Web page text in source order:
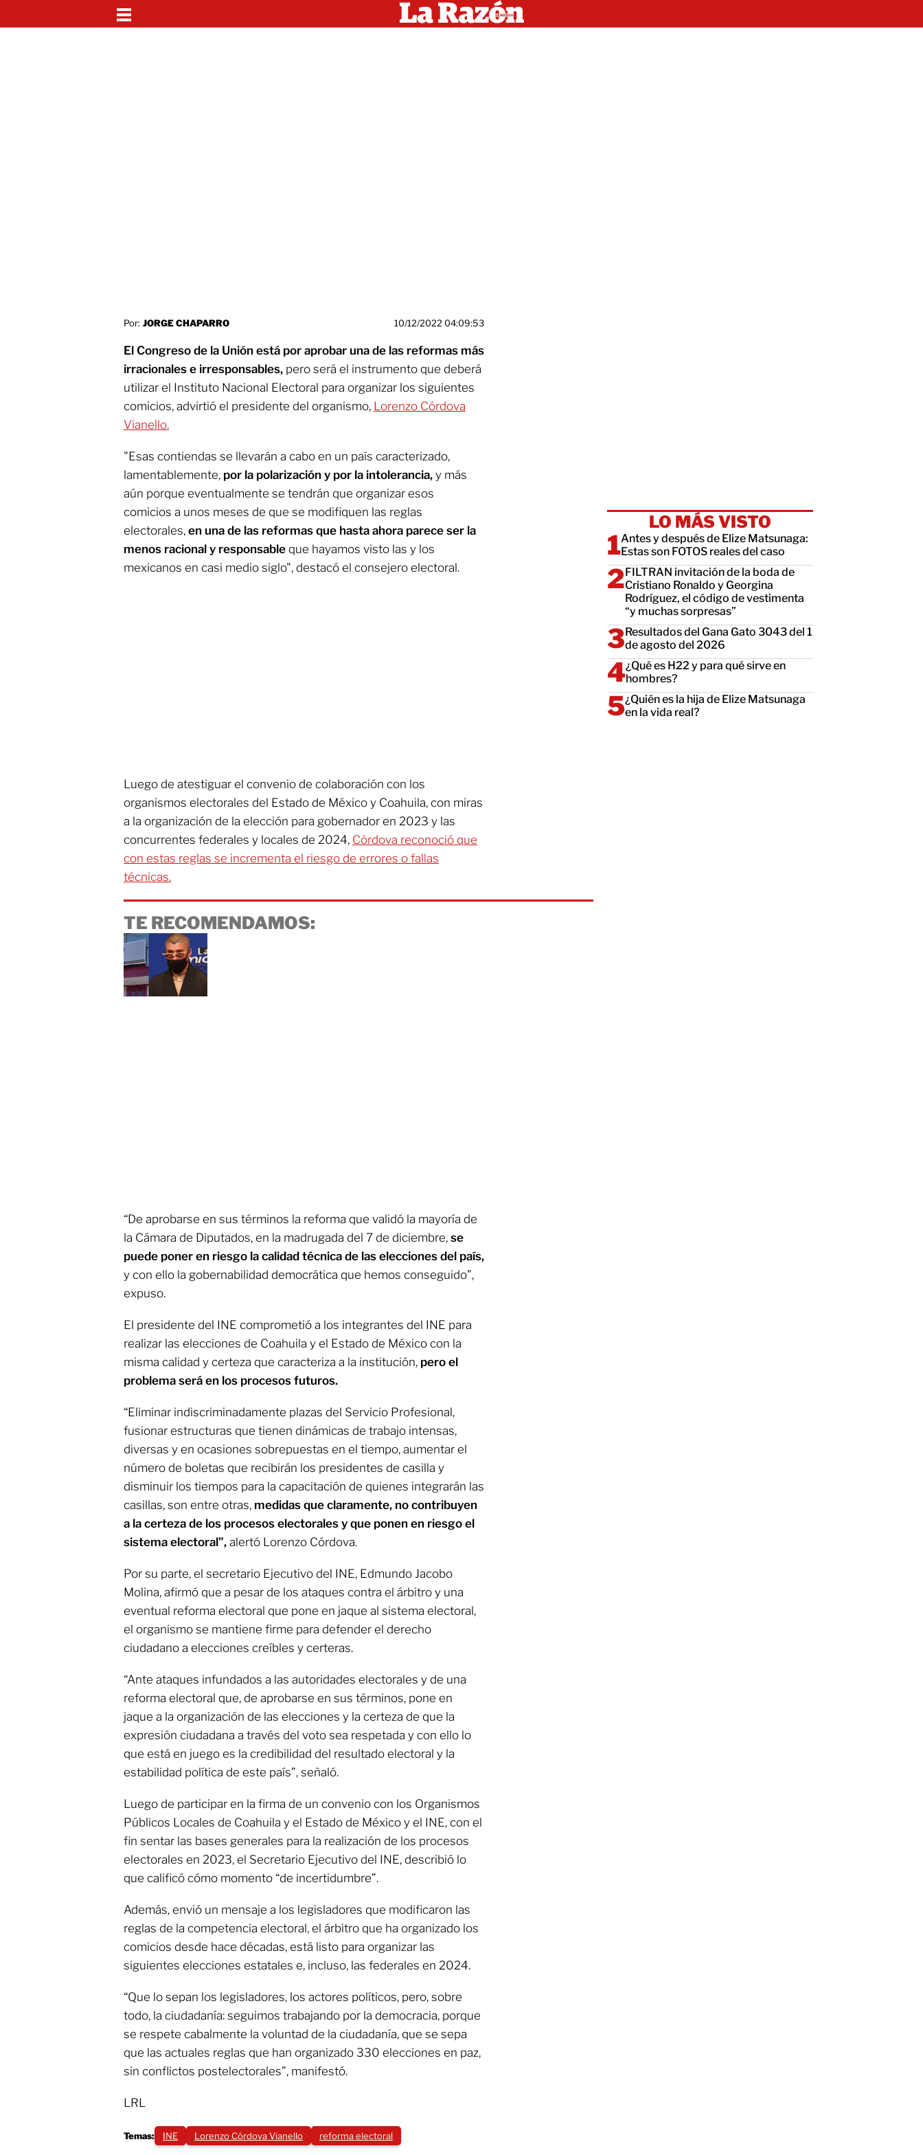
Por: JORGE CHAPARRO 10/12/2022 04:09:53
El Congreso de la Unión está por aprobar una de las reformas más
irracionales e irresponsables, pero será el instrumento que deberá
utilizar el Instituto Nacional Electoral para organizar los siguientes
comicios, advirtió el presidente del organismo, Lorenzo Córdova
Vianello.
"Esas contiendas se llevarán a cabo en un país caracterizado,
lamentablemente, por la polarización y por la intolerancia, y más
aún porque eventualmente se tendrán que organizar esos
comicios a unos meses de que se modifiquen las reglas
electorales, en una de las reformas que hasta ahora parece ser la
menos racional y responsable que hayamos visto las y los
mexicanos en casi medio siglo", destacó el consejero electoral.
Luego de atestiguar el convenio de colaboración con los
organismos electorales del Estado de México y Coahuila, con miras
a la organización de la elección para gobernador en 2023 y las
concurrentes federales y locales de 2024, Córdova reconoció que
con estas reglas se incrementa el riesgo de errores o fallas
técnicas.
TE RECOMENDAMOS:
“De aprobarse en sus términos la reforma que validó la mayoría de
la Cámara de Diputados, en la madrugada del 7 de diciembre, se
puede poner en riesgo la calidad técnica de las elecciones del país,
y con ello la gobernabilidad democrática que hemos conseguido”,
expuso.
El presidente del INE comprometió a los integrantes del INE para
realizar las elecciones de Coahuila y el Estado de México con la
misma calidad y certeza que caracteriza a la institución, pero el
problema será en los procesos futuros.
“Eliminar indiscriminadamente plazas del Servicio Profesional,
fusionar estructuras que tienen dinámicas de trabajo intensas,
diversas y en ocasiones sobrepuestas en el tiempo, aumentar el
número de boletas que recibirán los presidentes de casilla y
disminuir los tiempos para la capacitación de quienes integrarán las
casillas, son entre otras, medidas que claramente, no contribuyen
a la certeza de los procesos electorales y que ponen en riesgo el
sistema electoral”, alertó Lorenzo Córdova.
Por su parte, el secretario Ejecutivo del INE, Edmundo Jacobo
Molina, afirmó que a pesar de los ataques contra el árbitro y una
eventual reforma electoral que pone en jaque al sistema electoral,
el organismo se mantiene firme para defender el derecho
ciudadano a elecciones creíbles y certeras.
“Ante ataques infundados a las autoridades electorales y de una
reforma electoral que, de aprobarse en sus términos, pone en
jaque a la organización de las elecciones y la certeza de que la
expresión ciudadana a través del voto sea respetada y con ello lo
que está en juego es la credibilidad del resultado electoral y la
estabilidad política de este país”, señaló.
Luego de participar en la firma de un convenio con los Organismos
Públicos Locales de Coahuila y el Estado de México y el INE, con el
fin sentar las bases generales para la realización de los procesos
electorales en 2023, el Secretario Ejecutivo del INE, describió lo
que calificó cómo momento “de incertidumbre”.
Además, envió un mensaje a los legisladores que modificaron las
reglas de la competencia electoral, el árbitro que ha organizado los
comicios desde hace décadas, está listo para organizar las
siguientes elecciones estatales e, incluso, las federales en 2024.
“Que lo sepan los legisladores, los actores políticos, pero, sobre
todo, la ciudadanía: seguimos trabajando por la democracia, porque
se respete cabalmente la voluntad de la ciudadanía, que se sepa
que las actuales reglas que han organizado 330 elecciones en paz,
sin conflictos postelectorales”, manifestó.
LRL
Temas: INE Lorenzo Córdova Vianello reforma electoral
LO MÁS VISTO
Antes y después de Elize Matsunaga:
Estas son FOTOS reales del caso
FILTRAN invitación de la boda de
Cristiano Ronaldo y Georgina
Rodríguez, el código de vestimenta
“y muchas sorpresas”
Resultados del Gana Gato 3043 del 1
de agosto del 2026
¿Qué es H22 y para qué sirve en
hombres?
¿Quién es la hija de Elize Matsunaga
en la vida real?